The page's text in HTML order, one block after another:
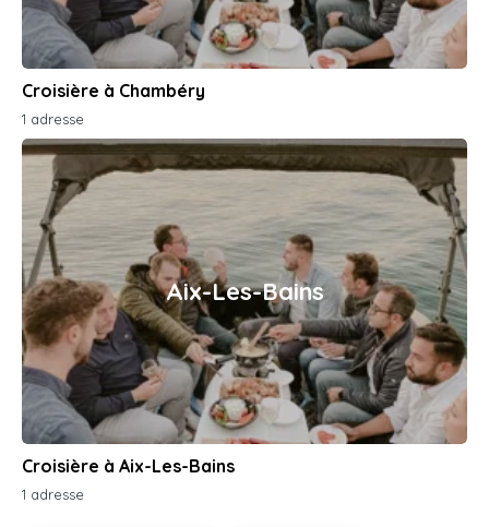
Croisière à Chambéry
1 adresse
Aix-Les-Bains
Croisière à Aix-Les-Bains
1 adresse